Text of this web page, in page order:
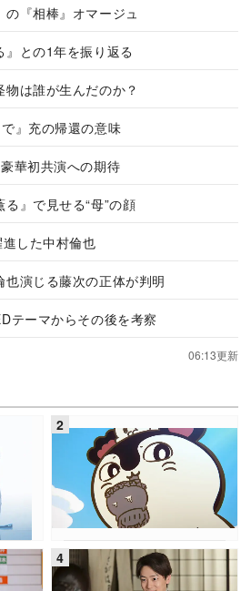
『相棒』オマージュ
』との1年を振り返る
物は誰が生んだのか？
』充の帰還の意味
華初共演への期待
』で見せる“母”の顔
進した中村倫也
也演じる藤次の正体が判明
テーマからその後を考察
06:13更新